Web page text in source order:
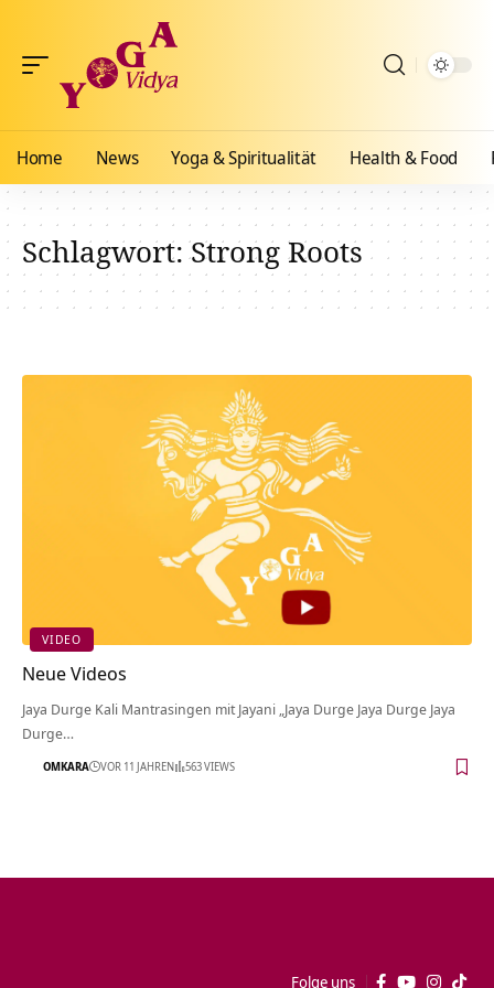
Home News Yoga & Spiritualität Health & Food
Schlagwort:Strong Roots
VIDEO
Neue Videos
Jaya Durge Kali Mantrasingen mit Jayani „Jaya Durge Jaya Durge Jaya
Durge…
OMKARA VOR 11 JAHREN 563 VIEWS
Folge uns